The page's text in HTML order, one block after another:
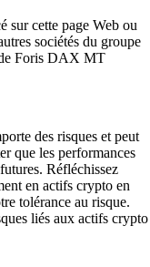
sur cette page Web ou
sociétés du groupe
de Foris DAX MT
des risques et peut
que les performances
Réfléchissez
en actifs crypto en
tolérance au risque.
liés aux actifs crypto